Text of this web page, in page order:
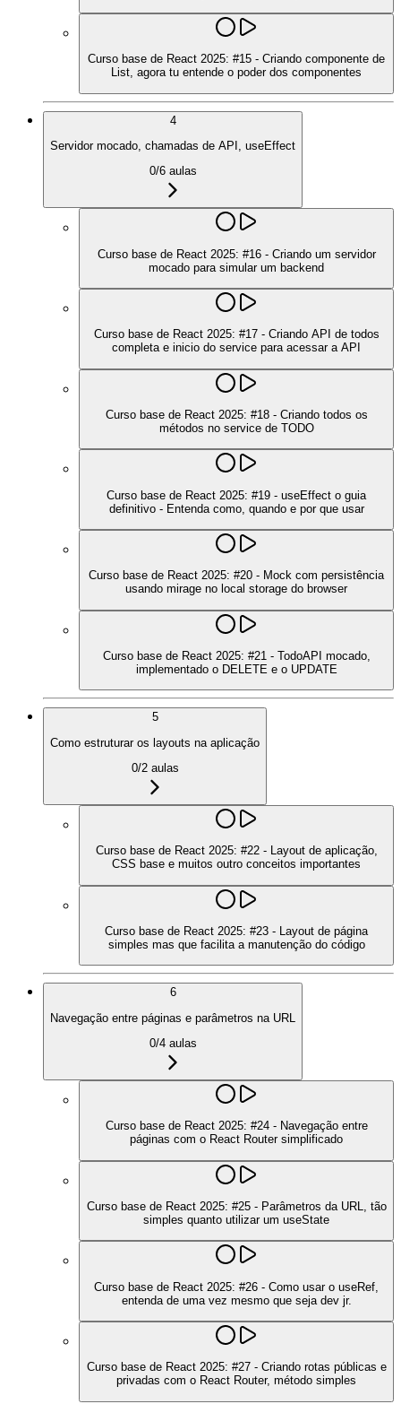
Curso base de React 2025: #15 - Criando componente de
List, agora tu entende o poder dos componentes
4
Servidor mocado, chamadas de API, useEffect
0/6aulas
Curso base de React 2025: #16 - Criando um servidor
mocado para simular um backend
Curso base de React 2025: #17 - Criando API de todos
completa e inicio do service para acessar a API
Curso base de React 2025: #18 - Criando todos os
métodos no service de TODO
Curso base de React 2025: #19 - useEffect o guia
definitivo - Entenda como, quando e por que usar
Curso base de React 2025: #20 - Mock com persistência
usando mirage no local storage do browser
Curso base de React 2025: #21 - TodoAPI mocado,
implementado o DELETE e o UPDATE
5
Como estruturar os layouts na aplicação
0/2aulas
Curso base de React 2025: #22 - Layout de aplicação,
CSS base e muitos outro conceitos importantes
Curso base de React 2025: #23 - Layout de página
simples mas que facilita a manutenção do código
6
Navegação entre páginas e parâmetros na URL
0/4aulas
Curso base de React 2025: #24 - Navegação entre
páginas com o React Router simplificado
Curso base de React 2025: #25 - Parâmetros da URL, tão
simples quanto utilizar um useState
Curso base de React 2025: #26 - Como usar o useRef,
entenda de uma vez mesmo que seja dev jr.
Curso base de React 2025: #27 - Criando rotas públicas e
privadas com o React Router, método simples